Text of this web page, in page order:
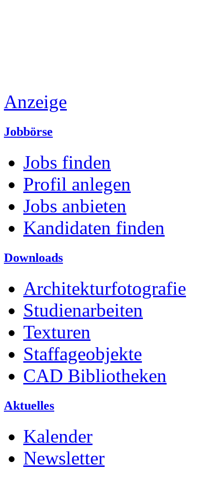
Anzeige
Jobbörse
Jobs finden
Profil anlegen
Jobs anbieten
Kandidaten finden
Downloads
Architekturfotografie
Studienarbeiten
Texturen
Staffageobjekte
CAD Bibliotheken
Aktuelles
Kalender
Newsletter